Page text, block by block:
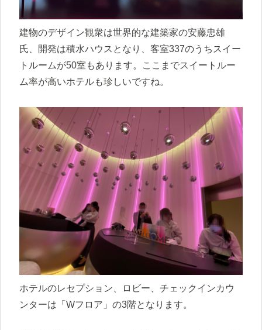
建物のデザイン観衆は世界的な建築家の安藤忠雄
氏、開発は積水ハウスとなり、客室337のうちスイー
トルームが50室もあります。ここまでスイートルー
ム率が高いホテルも珍しいですね。
ホテルのレセプション、ロビー、チェックインカウ
ンターは「Wフロア」の3階となります。